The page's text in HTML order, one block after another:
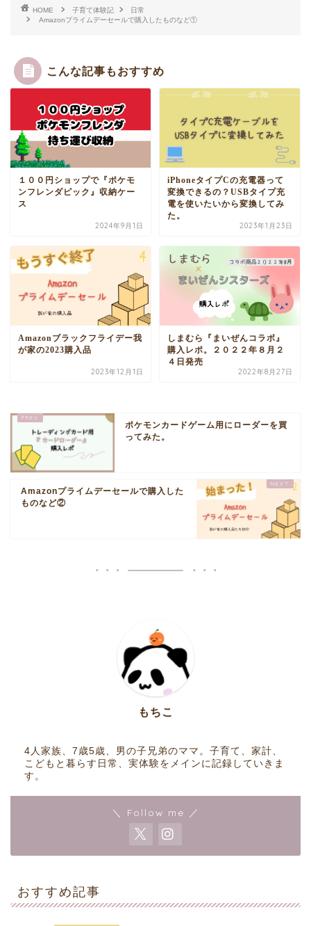
HOME 子育て体験記
日常
Amazonプライムデーセールで購入したものなど①
こんな記事もおすすめ
１００円ショップで『ポケモ
ンフレンダピック』収納ケー
ス
2024年9月1日
iPhoneタイプCの充電器って
変換できるの？USBタイプ充
電を使いたいから変換してみ
た。
2023年1月23日
Amazonブラックフライデー我
が家の2023購入品
2023年12月1日
しまむら『まいぜんコラボ』
購入レポ。２０２２年８月２
４日発売
2022年8月27日
ポケモンカードゲーム用にローダーを買
ってみた。
Amazonプライムデーセールで購入した
ものなど②
もちこ
4人家族、7歳5歳、男の子兄弟のママ。子育て、家計、
こどもと暮らす日常、実体験をメインに記録していきま
す。
＼ Follow me ／
おすすめ記事